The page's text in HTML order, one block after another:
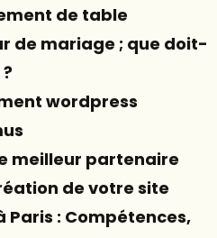
de table
de mariage ; que doit-
wordpress
meilleur partenaire
de votre site
Paris : Compétences,